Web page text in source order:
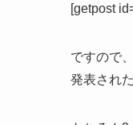
[getpost
ですので
発表され